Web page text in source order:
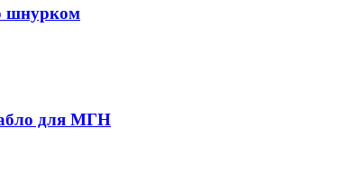
шнурком
для МГН